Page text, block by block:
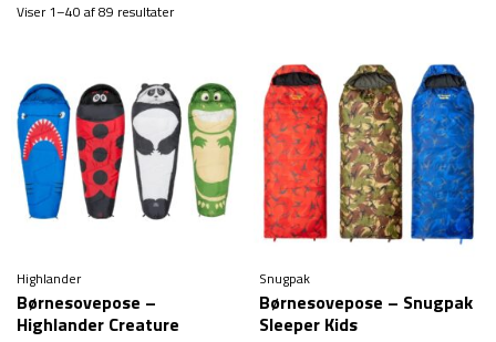
Viser 1–40 af 89 resultater
Highlander
Børnesovepose –
Highlander Creature
Snugpak
Børnesovepose – Snugpak
Sleeper Kids